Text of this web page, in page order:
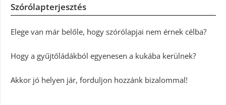
Szórólapterjesztés
Elege van már belőle, hogy szórólapjai nem érnek célba?
Hogy a gyűjtőládákból egyenesen a kukába kerülnek?
Akkor jó helyen jár, forduljon hozzánk bizalommal!